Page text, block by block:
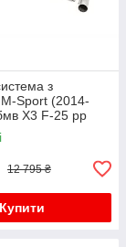
з
Sport (2014-
X3 F-25 рр
12 795 ₴
Купити